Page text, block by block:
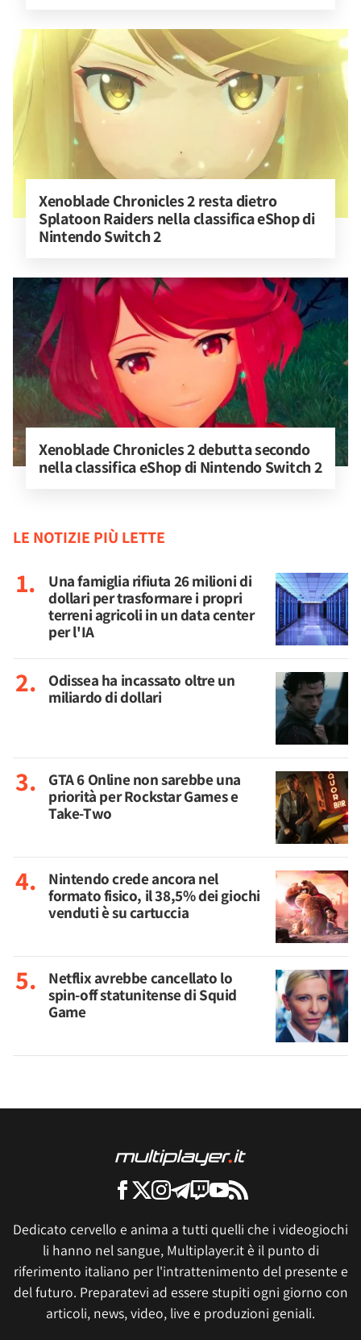
Xenoblade Chronicles 2 resta dietro
Splatoon Raiders nella classifica eShop di
Nintendo Switch 2
Xenoblade Chronicles 2 debutta secondo
nella classifica eShop di Nintendo Switch 2
LE NOTIZIE PIÙ LETTE
Una famiglia rifiuta 26 milioni di
dollari per trasformare i propri
terreni agricoli in un data center
per l'IA
Odissea ha incassato oltre un
miliardo di dollari
GTA 6 Online non sarebbe una
priorità per Rockstar Games e
Take-Two
Nintendo crede ancora nel
formato fisico, il 38,5% dei giochi
venduti è su cartuccia
Netflix avrebbe cancellato lo
spin-off statunitense di Squid
Game
Dedicato cervello e anima a tutti quelli che i videogiochi
li hanno nel sangue, Multiplayer.it è il punto di
riferimento italiano per l'intrattenimento del presente e
del futuro. Preparatevi ad essere stupiti ogni giorno con
articoli, news, video, live e produzioni geniali.